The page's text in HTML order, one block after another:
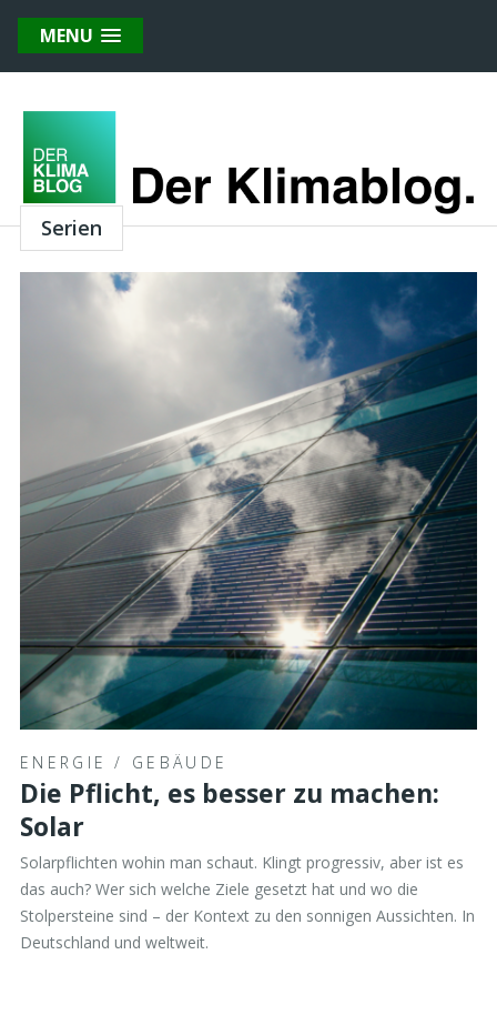
MENU
Serien
ENERGIE / GEBÄUDE
Die Pflicht, es besser zu machen:
Solar
Solarpflichten wohin man schaut. Klingt progressiv, aber ist es
das auch? Wer sich welche Ziele gesetzt hat und wo die
Stolpersteine sind – der Kontext zu den sonnigen Aussichten. In
Deutschland und weltweit.